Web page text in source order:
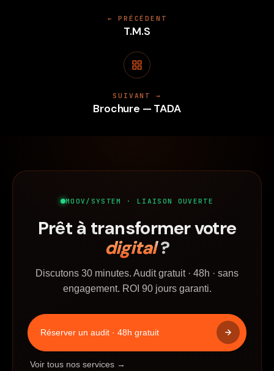
← PRÉCÉDENT
T.M.S
SUIVANT →
Brochure — TADA
MOOV/SYSTEM · LIAISON OUVERTE
Prêt à transformer votre
digital?
Discutons 30 minutes. Audit gratuit · 48h · sans
engagement. ROI 90 jours garanti.
Réserver un audit · 48h gratuit
Voir tous nos services →